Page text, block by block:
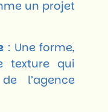
un projet
: Une forme,
texture qui
l’agence